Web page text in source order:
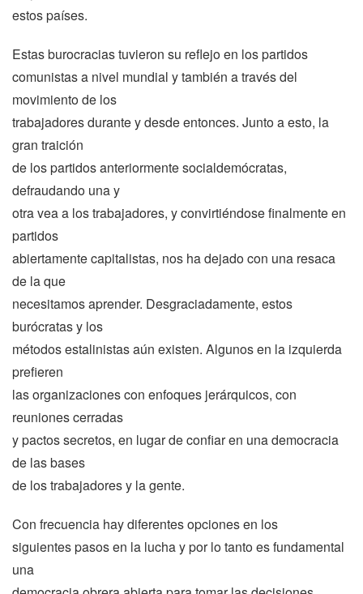
estos países.
Estas burocracias tuvieron su reflejo en los partidos
comunistas a nivel mundial y también a través del
movimiento de los
trabajadores durante y desde entonces. Junto a esto, la
gran traición
de los partidos anteriormente socialdemócratas,
defraudando una y
otra vea a los trabajadores, y convirtiéndose finalmente en
partidos
abiertamente capitalistas, nos ha dejado con una resaca
de la que
necesitamos aprender. Desgraciadamente, estos
burócratas y los
métodos estalinistas aún existen. Algunos en la izquierda
prefieren
las organizaciones con enfoques jerárquicos, con
reuniones cerradas
y pactos secretos, en lugar de confiar en una democracia
de las bases
de los trabajadores y la gente.
Con frecuencia hay diferentes opciones en los
siguientes pasos en la lucha y por lo tanto es fundamental
una